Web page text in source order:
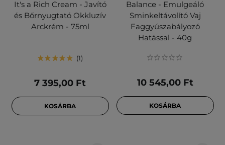
It's a Rich Cream - Javító
és Bőrnyugtató Okkluzív
Arckrém - 75ml
1
7 395,00 Ft
KOSÁRBA
Balance - Emulgeáló
Sminkeltávolító Vaj
Faggyúszabályozó
Hatással - 40g
10 545,00 Ft
KOSÁRBA